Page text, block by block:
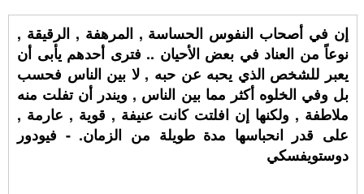
إن في أصحاب النفوس الحساسة , المرهفة , الرقيقة ,
نوعاً من العناد في بعض الأحيان .. فترى أحدهم يأبى أن
يعبر للشخص الذي يحبه عن حبه , لا بين الناس فحسب
بل وفي الخلوه أكثر مما بين الناس , ويندر أن تفلت منه
ملاطفة , ولكنها إن افلتت كانت عنيفة , قوية , عارمة ,
على قدر انحباسها مدة طويلة من الزمان. - فيودور
دوستويفسكي